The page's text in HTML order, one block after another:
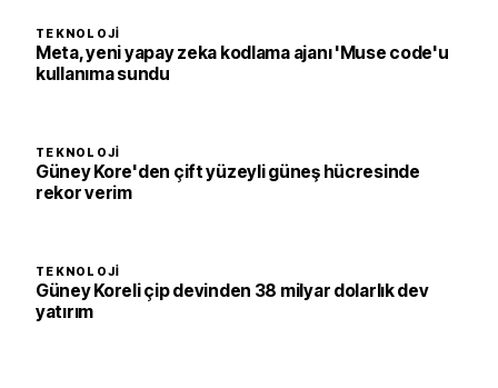
TEKNOLOJI
Meta, yeni yapay zeka kodlama ajanı 'Muse code'u
kullanıma sundu
TEKNOLOJI
Güney Kore'den çift yüzeyli güneş hücresinde
rekor verim
TEKNOLOJI
Güney Koreli çip devinden 38 milyar dolarlık dev
yatırım